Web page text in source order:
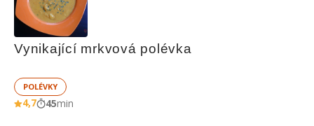
Vynikající mrkvová polévka
POLÉVKY
4,7 45min